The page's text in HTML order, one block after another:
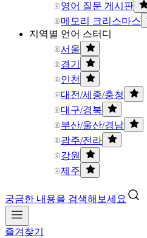
영어 질문 게시판
메모리 크리스마스
지역별 언어 스터디
서울
경기
인천
대전/세종/충청
대구/경북
부산/울산/경남
광주/전라
강원
제주
궁금한 내용을 검색해보세요
즐겨찾기